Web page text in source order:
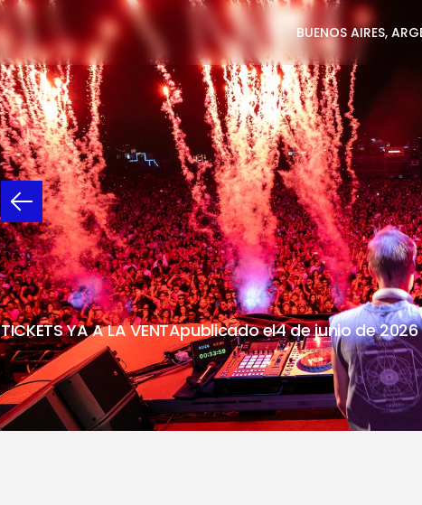
BUENOS AIRES,
14 DE NOVIEMBRE
TICKETS YA A LA VENTApublicado el4 de junio de 2026